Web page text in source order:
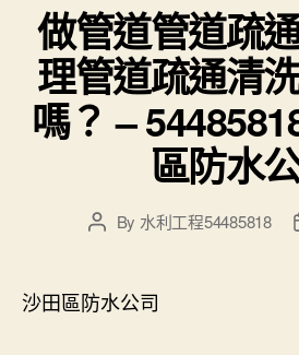
做管道管道疏
理管道疏通清
嗎？ –
區防水
PostBy 水利工程54485818
沙田區防水公司